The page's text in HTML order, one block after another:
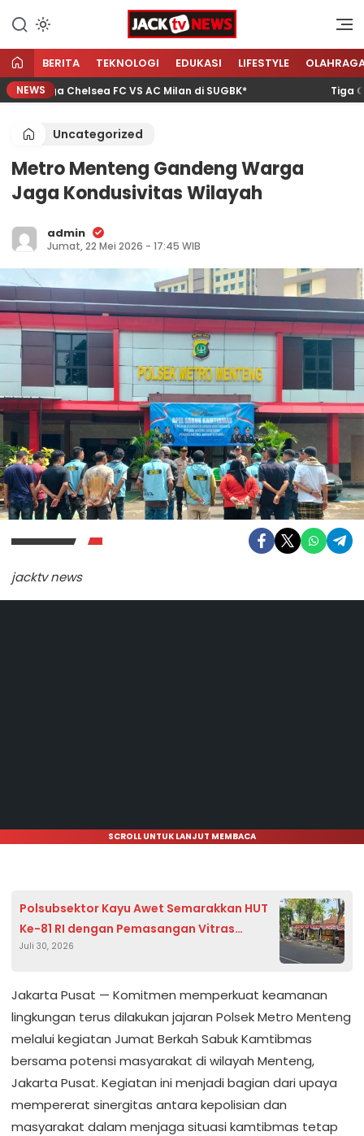
konten
Jacktvnews.com
Sumber Referensi Terpercaya
BERITA TEKNOLOGI EDUKASI LIFESTYLE
NEWSChelsea FC VS AC Milan di SUGBK* Tiga
Uncategorized
Metro Menteng Gandeng Warga
Jaga Kondusivitas Wilayah
admin
Jumat, 22 Mei 2026 - 17:45 WIB
jacktv news
SCROLL UNTUK LANJUT MEMBACA
Polsubsektor Kayu Awet Semarakkan HUT
Ke-81 RI dengan Pemasangan Vitras
Bendera Merah Putih
Juli 30, 2026
Jakarta Pusat — Komitmen memperkuat keamanan
lingkungan terus dilakukan jajaran Polsek Metro Menteng
melalui kegiatan Jumat Berkah Sabuk Kamtibmas
bersama potensi masyarakat di wilayah Menteng,
Jakarta Pusat. Kegiatan ini menjadi bagian dari upaya
mempererat sinergitas antara kepolisian dan
masyarakat dalam menjaga situasi kamtibmas tetap